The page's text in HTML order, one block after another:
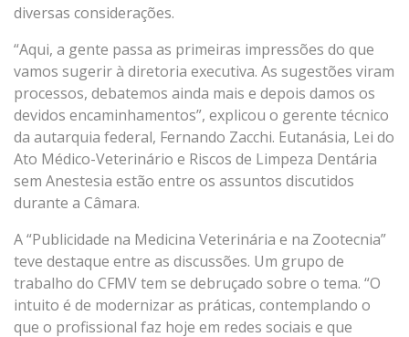
diversas considerações.
“Aqui, a gente passa as primeiras impressões do que
vamos sugerir à diretoria executiva. As sugestões viram
processos, debatemos ainda mais e depois damos os
devidos encaminhamentos”, explicou o gerente técnico
da autarquia federal, Fernando Zacchi. Eutanásia, Lei do
Ato Médico-Veterinário e Riscos de Limpeza Dentária
sem Anestesia estão entre os assuntos discutidos
durante a Câmara.
A “Publicidade na Medicina Veterinária e na Zootecnia”
teve destaque entre as discussões. Um grupo de
trabalho do CFMV tem se debruçado sobre o tema. “O
intuito é de modernizar as práticas, contemplando o
que o profissional faz hoje em redes sociais e que